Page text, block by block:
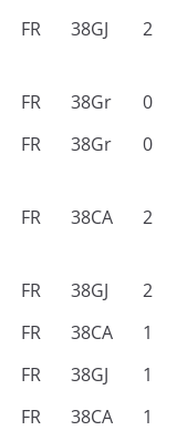
FR 38GJ 2
FR 38Gr 0
FR 38Gr 0
FR 38CA 2
FR 38GJ 2
FR 38CA 1
FR 38GJ 1
FR 38CA 1